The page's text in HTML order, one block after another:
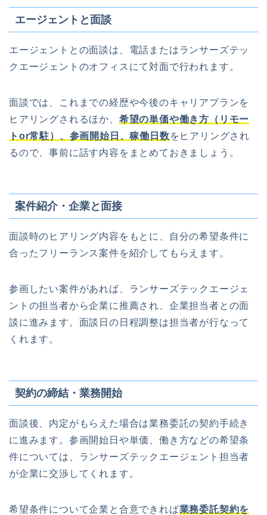
エージェントと面談
エージェントとの面談は、電話またはランサーズテッ
クエージェントのオフィスにて対面で行われます。
面談では、これまでの経歴や今後のキャリアプランを
ヒアリングされるほか、 希望の単価や働き方（リモー
トor常駐）、参画開始日、稼働日数をヒアリングされ
るので、事前に話す内容をまとめておきましょう。
案件紹介・企業と面接
面談時のヒアリング内容をもとに、自分の希望条件に
合ったフリーランス案件を紹介してもらえます。
参画したい案件があれば、ランサーズテックエージェ
ントの担当者から企業に推薦され、企業担当者との面
談に進みます。面談日の日程調整は担当者が行なって
くれます。
契約の締結・業務開始
面談後、内定がもらえた場合は業務委託の契約手続き
に進みます。参画開始日や単価、働き方などの希望条
件については、ランサーズテックエージェント担当者
が企業に交渉してくれます。
希望条件について企業と合意できれば業務委託契約を